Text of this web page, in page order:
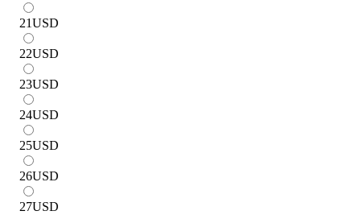
21USD
22USD
23USD
24USD
25USD
26USD
27USD